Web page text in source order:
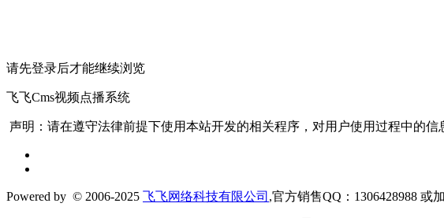
请先登录后才能继续浏览
飞飞Cms视频点播系统
声明：请在遵守法律前提下使用本站开发的相关程序，对用户使用过程中的信
Powered by © 2006-2025 飞飞网络科技有限公司 ,官方销售QQ：1306428988 或